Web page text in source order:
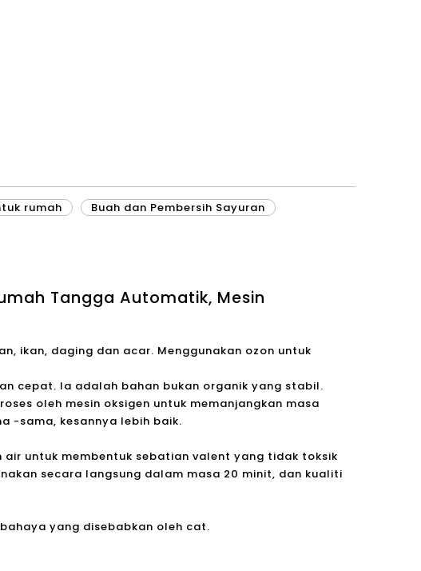
rumah
Buah dan Pembersih Sayuran
Tangga Automatik, Mesin
ikan, daging dan acar. Menggunakan ozon untuk
cepat. Ia adalah bahan bukan organik yang stabil.
oleh mesin oksigen untuk memanjangkan masa
-sama, kesannya lebih baik.
untuk membentuk sebatian valent yang tidak toksik
secara langsung dalam masa 20 minit, dan kualiti
yang disebabkan oleh cat.